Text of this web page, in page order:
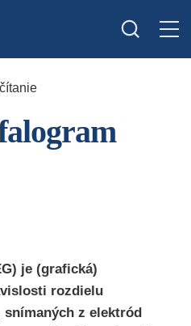
je (grafická)
rozdielu
z elektród